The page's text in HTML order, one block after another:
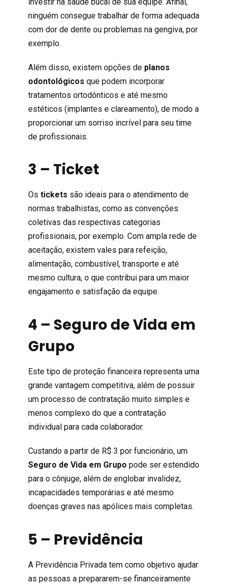
ninguém consegue trabalhar de forma adequada
com dor de dente ou problemas na gengiva, por
exemplo.
Além disso, existem opções de planos
odontológicos que podem incorporar
tratamentos ortodônticos e até mesmo
estéticos (implantes e clareamento), de modo a
proporcionar um sorriso incrível para seu time
de profissionais.
3 – Ticket
Os tickets são ideais para o atendimento de
normas trabalhistas, como as convenções
coletivas das respectivas categorias
profissionais, por exemplo. Com ampla rede de
aceitação, existem vales para refeição,
alimentação, combustível, transporte e até
mesmo cultura, o que contribui para um maior
engajamento e satisfação da equipe.
4 – Seguro de Vida em
Grupo
Este tipo de proteção financeira representa uma
grande vantagem competitiva, além de possuir
um processo de contratação muito simples e
menos complexo do que a contratação
individual para cada colaborador.
Custando a partir de R$ 3 por funcionário, um
Seguro de Vida em Grupo pode ser estendido
para o cônjuge, além de englobar invalidez,
incapacidades temporárias e até mesmo
doenças graves nas apólices mais completas.
5 – Previdência
A Previdência Privada tem como objetivo ajudar
as pessoas a prepararem-se financeiramente